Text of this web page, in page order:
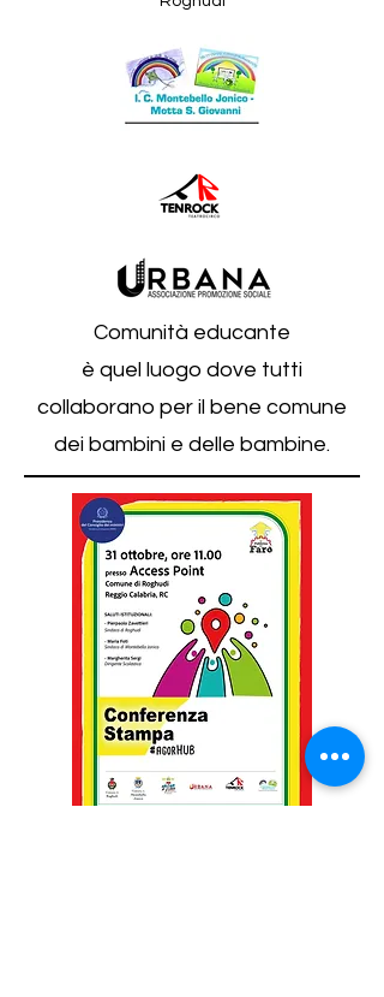
Comunità educante
è quel luogo dove tutti
collaborano per il bene comune
dei bambini e delle bambine.